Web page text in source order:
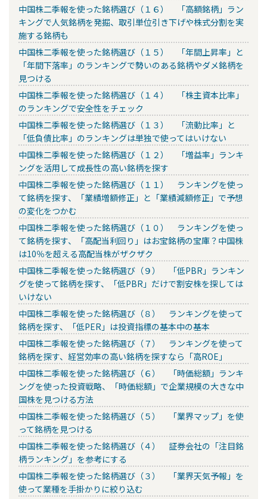
中国株二季報を使った銘柄選び（１６） 「高額銘柄」ラン
キングで人気銘柄を発掘、取引単位引き下げや株式分割を実
施する銘柄も
中国株二季報を使った銘柄選び（１５） 「年間上昇率」と
「年間下落率」のランキングで勢いのある銘柄やダメ銘柄を
見つける
中国株二季報を使った銘柄選び（１４） 「株主資本比率」
のランキングで安全性をチェック
中国株二季報を使った銘柄選び（１３） 「流動比率」と
「低負債比率」のランキングは単独で使ってはいけない
中国株二季報を使った銘柄選び（１２） 「増益率」ランキ
ングを活用して成長性の高い銘柄を探す
中国株二季報を使った銘柄選び（１１） ランキングを使っ
て銘柄を探す、「業績増額修正」と「業績減額修正」で予想
の変化をつかむ
中国株二季報を使った銘柄選び（１０） ランキングを使っ
て銘柄を探す、「高配当利回り」はお宝銘柄の宝庫？中国株
は10％を超える高配当株がザクザク
中国株二季報を使った銘柄選び（９） 「低PBR」ランキン
グを使って銘柄を探す、「低PBR」だけで割安株を探しては
いけない
中国株二季報を使った銘柄選び（８） ランキングを使って
銘柄を探す、「低PER」は投資指標の基本中の基本
中国株二季報を使った銘柄選び（７） ランキングを使って
銘柄を探す、経営効率の高い銘柄を探すなら「高ROE」
中国株二季報を使った銘柄選び（６） 「時価総額」ランキ
ングを使った投資戦略、「時価総額」で企業規模の大きな中
国株を見つける方法
中国株二季報を使った銘柄選び（５） 「業界マップ」を使
って銘柄を見つける
中国株二季報を使った銘柄選び（４） 証券会社の「注目銘
柄ランキング」を参考にする
中国株二季報を使った銘柄選び（３） 「業界天気予報」を
使って業種を手掛かりに絞り込む